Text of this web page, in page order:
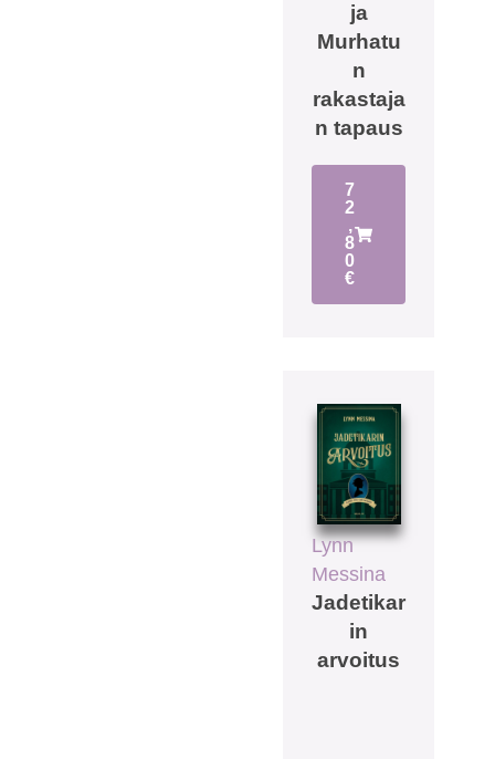
ja
Murhatu
n
rakastaja
n tapaus
7
2
,
8
0
€
Lynn
Messina
Jadetikar
in
arvoitus